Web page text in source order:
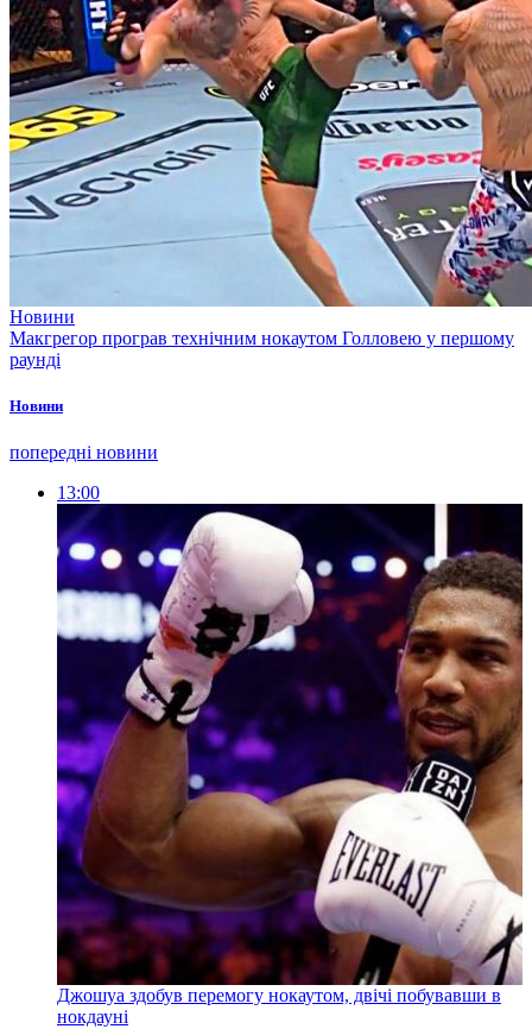
Новини
Макгрегор програв технічним нокаутом Голловею у першому
раунді
Новини
попередні новини
13:00
Джошуа здобув перемогу нокаутом, двічі побувавши в
нокдауні